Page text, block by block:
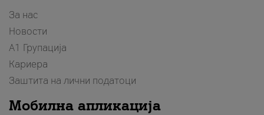
За нас
Новости
А1 Групација
Кариера
Заштита на лични податоци
Мобилна апликација